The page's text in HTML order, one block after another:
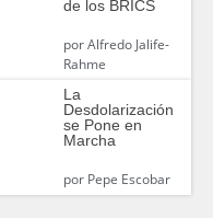
de los BRICS
porAlfredo Jalife-
Rahme
La
Desdolarización
se Pone en
Marcha
porPepe Escobar